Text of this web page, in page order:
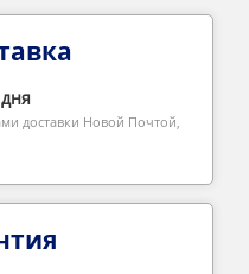
доставки Новой Почтой,